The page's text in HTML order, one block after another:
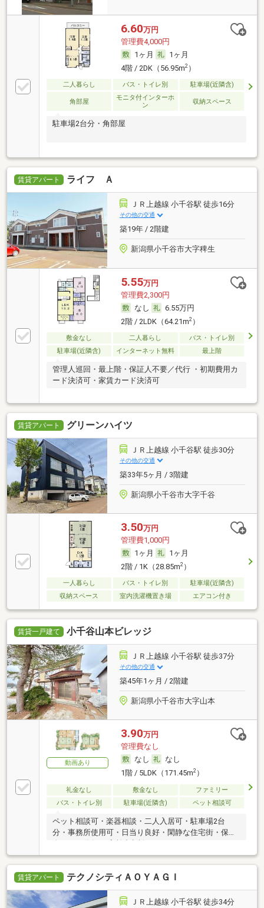
6.60万円
管理費4,000円
1ヶ月
1ヶ月
4階 / 2DK（56.95m2）
二人暮らし バス・トイレ別 駐車場(近隣含)
角部屋
モニタ付インターホ
ン
収納スペース
駐車場2台分・角部屋
賃貸アパート ライフ Ａ
ＪＲ上越線 小千谷駅 徒歩16分
その他の交通
築19年 / 2階建
新潟県小千谷市大字稗生
5.55万円
管理費2,300円
なし
6.55万円
2階 / 2LDK（64.21m2）
敷金なし 二人暮らし
バス・トイレ別
駐車場(近隣含)
インターネット無料 最上階
管理人巡回・最上階・保証人不要／代行 ・初期費用カ
ード決済可・家賃カード決済可
賃貸アパート グリーンハイツ
ＪＲ上越線 小千谷駅 徒歩30分
その他の交通
築33年5ヶ月 / 3階建
新潟県小千谷市大字千谷
3.50万円
管理費1,000円
1ヶ月
1ヶ月
2階 / 1K（28.85m2）
一人暮らし バス・トイレ別
駐車場(近隣含)
収納スペース
室内洗濯機置き場 エアコン付き
賃貸一戸建て 小千谷山本ビレッジ
ＪＲ上越線 小千谷駅 徒歩37分
その他の交通
築45年1ヶ月 / 2階建
新潟県小千谷市大字山本
動画あり
3.90万円
管理費なし
なし
なし
1階 / 5LDK（171.45m2）
礼金なし 敷金なし
ファミリー
バス・トイレ別
駐車場(近隣含) ペット相談可
ペット相談可・楽器相談・二人入居可・駐車場2台
分・事務所使用可・日当り良好・閑静な住宅街・保証
人不要／代行 ・高齢者相談
賃貸アパート テクノシティＡＯＹＡＧＩ
ＪＲ上越線 小千谷駅 徒歩34分